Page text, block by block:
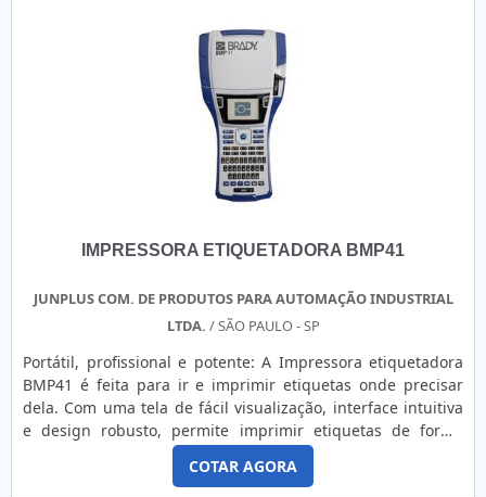
Sistemas de Etiquetas sempre tem a solução mais buscada
na área de etiqueta poliimida. A instituição oferece opções
como etiqueta de segurança e Kapton.É uma empresa
altamente qualificada e comprometida com seus serviços,
conquistas adquiridas porque investiu em uma estrutura
que hoje conta com escritório de alta qualidade onde são
realizadas as atividades e estrutura suficiente para atender
todas as demandas.Tudo isso, somado à performance de
profissionais qualificados, garante uma entrega de
excelência de ponta a ponta.
leve. Compatível com a maioria das impressoras térmicas, é
uma solução versátil e econômica para rotulagem em
grande escala. Custo-benefício excelente Ideal para
impressão econômica em grandes volumes. Impressão
nítida e clara Garantia de legibilidade para códigos de
barras e textos. Alta compatibilidade Funciona com diversas
marcas e modelos de impressoras térmicas. Adequado para
uso geral Perfeito para etiquetas de curta e média
IMPRESSORA ETIQUETADORA BMP41
JUNPLUS COM. DE PRODUTOS PARA AUTOMAÇÃO INDUSTRIAL
LTDA. / SÃO PAULO - SP
Portátil, profissional e potente: A Impressora etiquetadora
BMP41 é feita para ir e imprimir etiquetas onde precisar
dela. Com uma tela de fácil visualização, interface intuitiva
e design robusto, permite imprimir etiquetas de forma
rápida e fácil. Ela é a melhor solução portátil para todas as
suas necessidades de impressão. Permite impressões
COTAR AGORA